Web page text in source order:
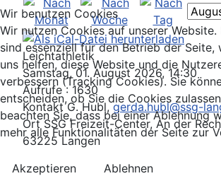
Leichtathletik
Samstag, 01. August 2026, 14:30
Aufrufe: 1630
KontaktG. Hubl,gerda.hubl@ssg-
OrtSSG Freizeit-Center, An der
63225 Langen
Wir benutzen Cookies
Wir nutzen Cookies auf unserer Website.
sind essenziell für den Betrieb der Seite,
uns helfen, diese Website und die
verbessern (Tracking Cookies). Sie
entscheiden, ob Sie die Cookies
beachten Sie, dass bei einer Ablehnung
mehr alle Funktionalitäten der Seite zur
Akzeptieren
Ablehnen